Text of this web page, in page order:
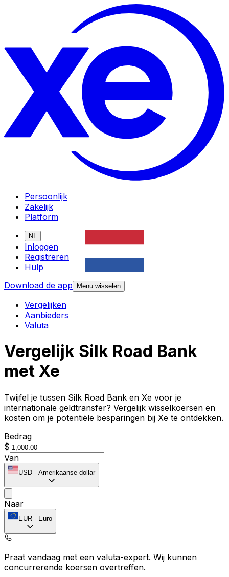
Persoonlijk
Zakelijk
Platform
NL
Inloggen
Registreren
Hulp
Download de app
Menu wisselen
Vergelijken
Aanbieders
Valuta
Vergelijk Silk Road Bank
met Xe
Twijfel je tussen Silk Road Bank en Xe voor je
internationale geldtransfer? Vergelijk wisselkoersen en
kosten om je potentiële besparingen bij Xe te ontdekken.
Bedrag
$
Van
USD - Amerikaanse dollar
Naar
EUR - Euro
Praat vandaag met een valuta-expert. Wij kunnen
concurrerende koersen overtreffen.